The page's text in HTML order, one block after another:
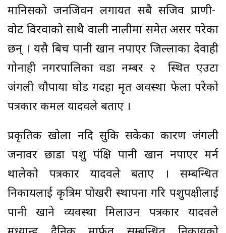
मानिसको जनजिवन लगायत सबै सजिव प्राणी-
वोट विरवाको साथै वाली नालीमा समेत असर परेका
छन् । यसै बिच पानी खान नपाएर जिल्लाका देवाही
गाेनाही नगरपालिका वडा नम्बर २ स्थित एउटा
जंगली चाैपाया घाेड गदहा मृत अवस्था फेला परेकाे
पत्रकार कमल यादवले बताए ।
प्रकृतिक खाेला नदि सुकि सकेका कारण जंगली
जनावर छाडा पशु पंक्षि पानी खान नपाएर मर्न
थालेको पत्रकार यादवले बताए । सम्बन्धित
निकायलाई कृत्रिम पोखरी स्थापना गरि पशुपक्षीलाई
पानी खाने व्यवस्था मिलाउन पत्रकार यादवले